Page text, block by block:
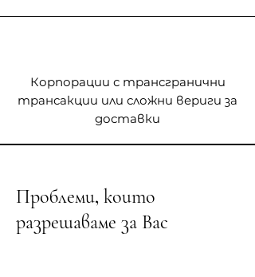
Корпорации с трансгранични
трансакции или сложни вериги за
доставки
Проблеми, които
разрешаваме за Вас